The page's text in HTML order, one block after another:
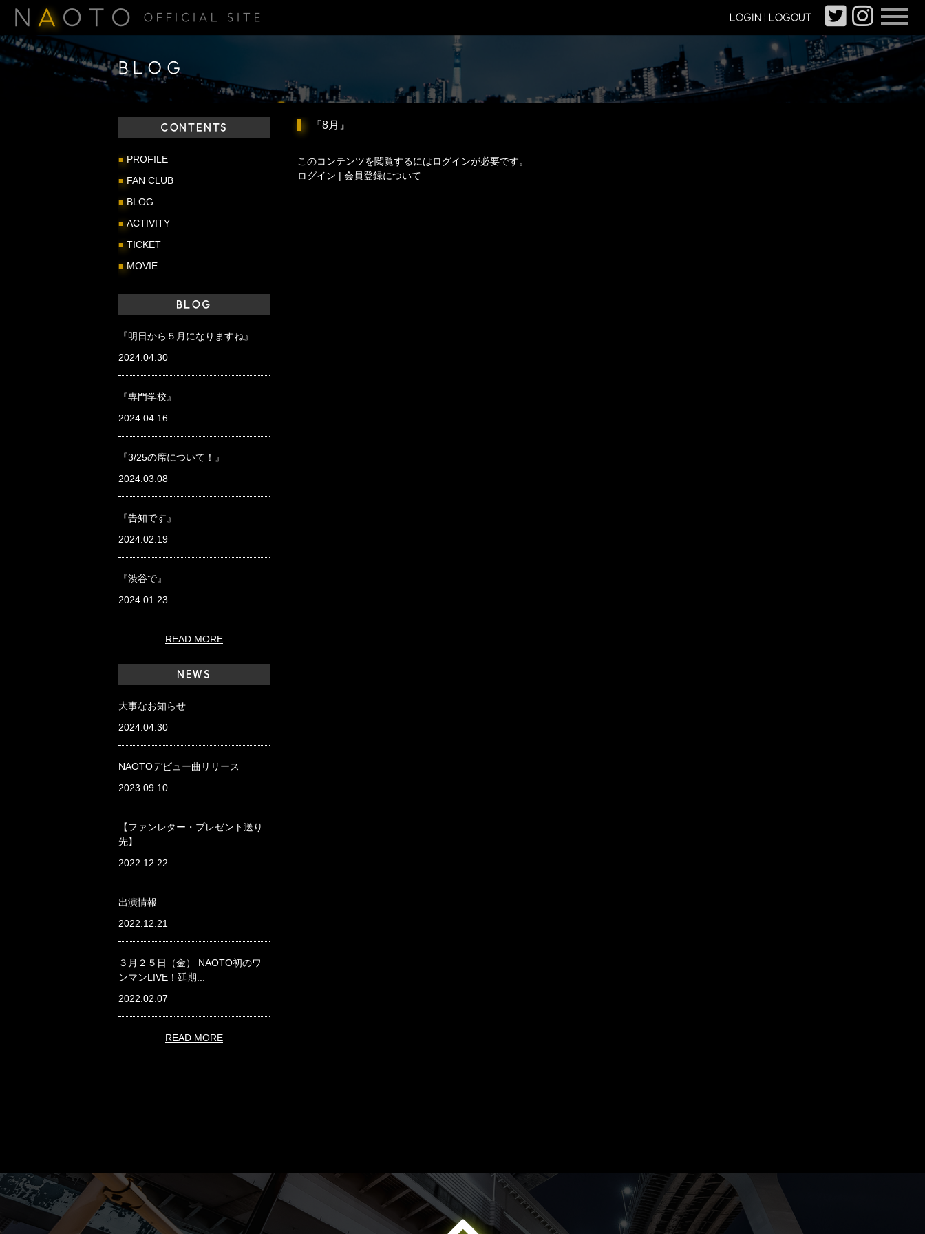
N A OTO OFFICIAL SITE LOGIN | LOGOUT
BLOG
『8月』
このコンテンツを閲覧するにはログインが必要です。
ログイン | 会員登録について
CONTENTS
PROFILE
FAN CLUB
BLOG
ACTIVITY
TICKET
MOVIE
BLOG
『明日から５月になりますね』
2024.04.30
『専門学校』
2024.04.16
『3/25の席について！』
2024.03.08
『告知です』
2024.02.19
『渋谷で』
2024.01.23
READ MORE
NEWS
大事なお知らせ
2024.04.30
NAOTOデビュー曲リリース
2023.09.10
【ファンレター・プレゼント送り
先】
2022.12.22
出演情報
2022.12.21
３月２５日（金） NAOTO初のワ
ンマンLIVE！延期...
2022.02.07
READ MORE